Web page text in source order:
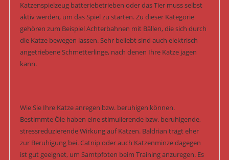
Katzenspielzeug batteriebetrieben oder das Tier muss selbst
aktiv werden, um das Spiel zu starten. Zu dieser Kategorie
gehören zum Beispiel Achterbahnen mit Bällen, die sich durch
die Katze bewegen lassen. Sehr beliebt sind auch elektrisch
angetriebene Schmetterlinge, nach denen Ihre Katze jagen
kann.
Wie Sie Ihre Katze anregen bzw. beruhigen können.
Bestimmte Öle haben eine stimulierende bzw. beruhigende,
stressreduzierende Wirkung auf Katzen. Baldrian trägt eher
zur Beruhigung bei. Catnip oder auch Katzenminze dagegen
ist gut geeignet, um Samtpfoten beim Training anzuregen. Es